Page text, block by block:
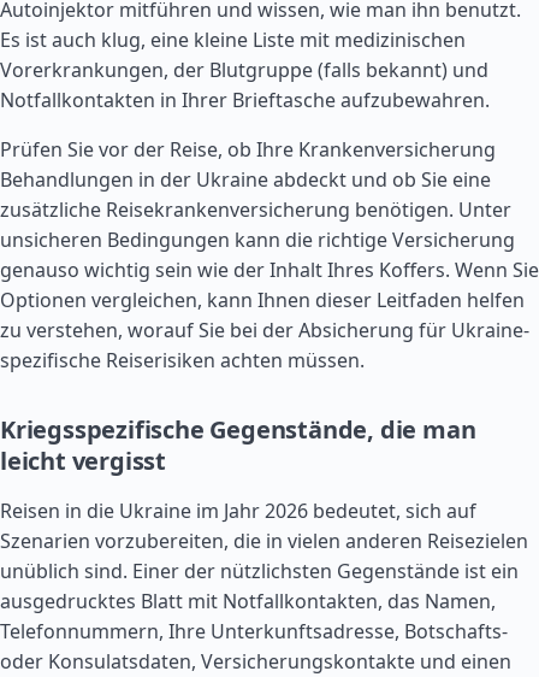
Autoinjektor mitführen und wissen, wie man ihn benutzt.
Es ist auch klug, eine kleine Liste mit medizinischen
Vorerkrankungen, der Blutgruppe (falls bekannt) und
Notfallkontakten in Ihrer Brieftasche aufzubewahren.
Prüfen Sie vor der Reise, ob Ihre Krankenversicherung
Behandlungen in der Ukraine abdeckt und ob Sie eine
zusätzliche Reisekrankenversicherung benötigen. Unter
unsicheren Bedingungen kann die richtige Versicherung
genauso wichtig sein wie der Inhalt Ihres Koffers. Wenn Sie
Optionen vergleichen, kann Ihnen dieser Leitfaden helfen
zu verstehen, worauf Sie bei der Absicherung für Ukraine-
spezifische Reiserisiken achten müssen.
Kriegsspezifische Gegenstände, die man
leicht vergisst
Reisen in die Ukraine im Jahr 2026 bedeutet, sich auf
Szenarien vorzubereiten, die in vielen anderen Reisezielen
unüblich sind. Einer der nützlichsten Gegenstände ist ein
ausgedrucktes Blatt mit Notfallkontakten, das Namen,
Telefonnummern, Ihre Unterkunftsadresse, Botschafts-
oder Konsulatsdaten, Versicherungskontakte und einen